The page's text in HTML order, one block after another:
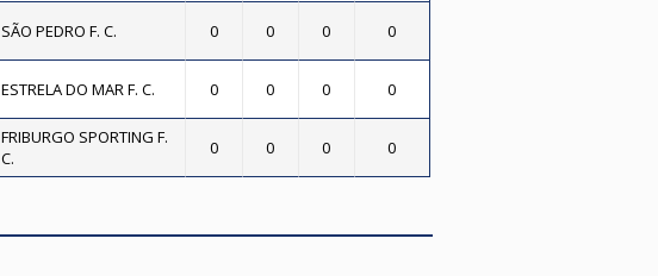
SÃO PEDRO F. C. 0 0 0 0
ESTRELA DO MAR F. C. 0 0 0 0
FRIBURGO SPORTING F.
C.
0 0 0 0